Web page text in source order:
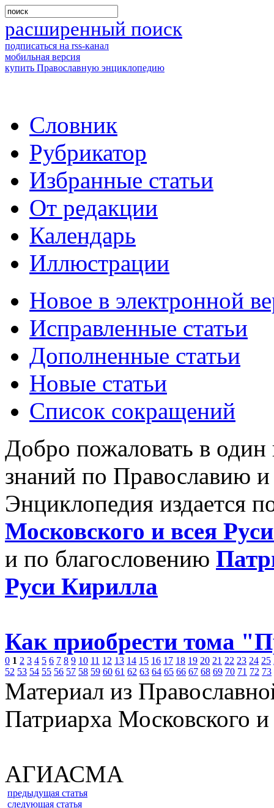
расширенный поиск
подписаться на rss-канал
мобильная версия
купить Православную энциклопедию
Словник
Рубрикатор
Избранные статьи
От редакции
Календарь
Иллюстрации
Новое в электронной
Исправленные статьи
Дополненные статьи
Новые статьи
Список сокращений
Добро пожаловать в
знаний по Православию
Энциклопедия издается
Московского и всея
и по благословению
Руси Кирилла
Как приобрести тома
0 1 2 3 4 5 6 7 8 9 10 11 12 13 14 15 16 17 18 19 20 21 22 23 24 25
52 53 54 55 56 57 58 59 60 61 62 63 64 65 66 67 68 69 70 71 72 73
Материал из
Патриарха Московского
АГИАСМА
предыдущая статья
следующая статья